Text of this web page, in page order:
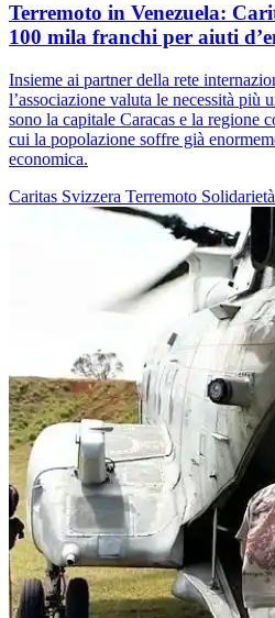
Terremoto in Venezuela:
100 mila franchi per aiuti
Insieme ai partner della rete
l’associazione valuta le necessità più
sono la capitale Caracas e la regione
cui la popolazione soffre già
economica.
Caritas Svizzera Terremoto Solidarietà